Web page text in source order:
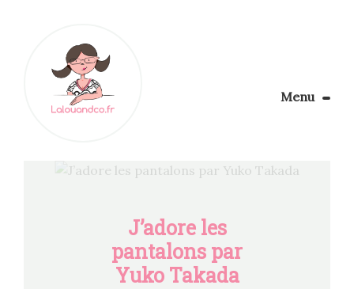
Menu
Apprendre la couture
J’adore les
pantalons par
Yuko Takada